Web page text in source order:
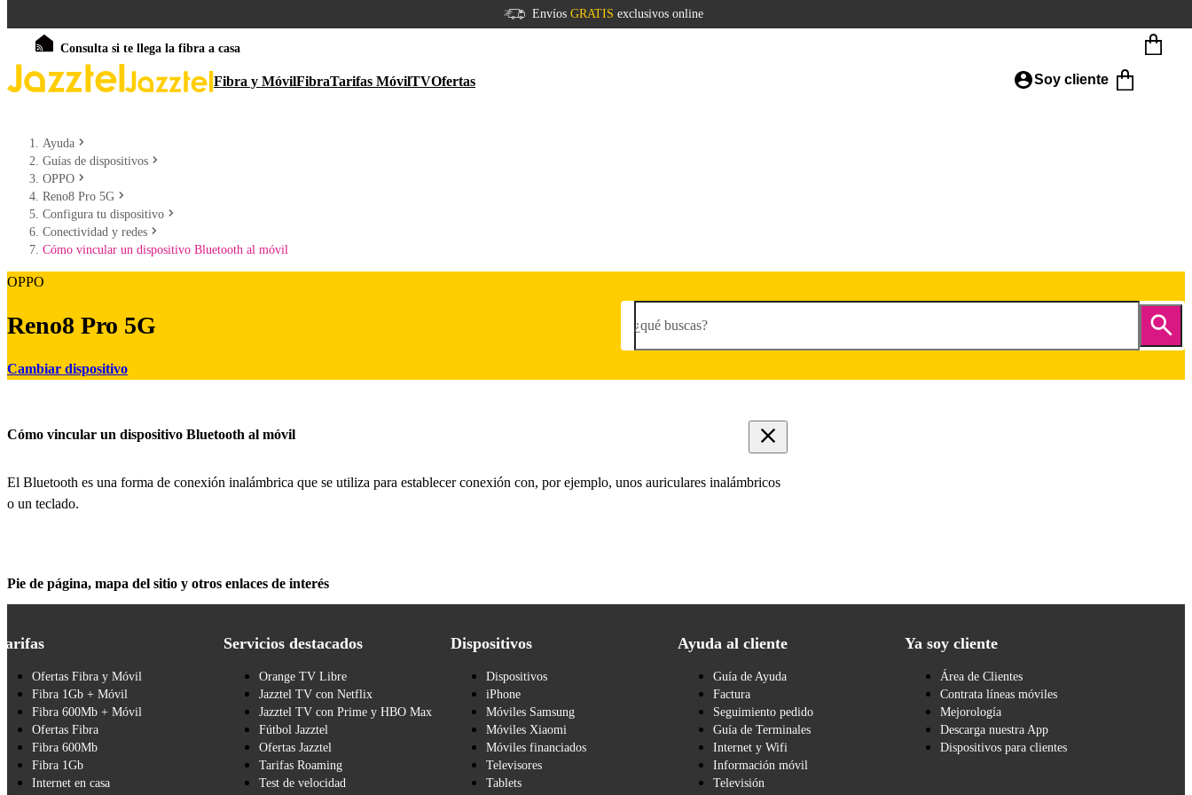
Envíos GRATIS exclusivos online
Consulta si te llega la fibra a casa
Fibra y MóvilFibraTarifas MóvilTVOfertas Soy cliente
Ayuda
Guías de dispositivos
OPPO
Reno8 Pro 5G
Configura tu dispositivo
Conectividad y redes
Cómo vincular un dispositivo Bluetooth al móvil
OPPO
Reno8 Pro 5G
Cambiar dispositivo
¿qué buscas?
Cómo vincular un dispositivo Bluetooth al móvil
El Bluetooth es una forma de conexión inalámbrica que se utiliza para establecer conexión con, por ejemplo, unos auriculares inalámbricos
o un teclado.
Pie de página, mapa del sitio y otros enlaces de interés
Ofertas Fibra y Móvil
Fibra 1Gb + Móvil
Fibra 600Mb + Móvil
Ofertas Fibra
Fibra 600Mb
Fibra 1Gb
Internet en casa
Servicios destacados
Orange TV Libre
Jazztel TV con Netflix
Jazztel TV con Prime y HBO Max
Fútbol Jazztel
Ofertas Jazztel
Tarifas Roaming
Test de velocidad
Dispositivos
Dispositivos
iPhone
Móviles Samsung
Móviles Xiaomi
Móviles financiados
Televisores
Tablets
Ayuda al cliente
Guía de Ayuda
Factura
Seguimiento pedido
Guía de Terminales
Internet y Wifi
Información móvil
Televisión
Ya soy cliente
Área de Clientes
Contrata líneas móviles
Mejorología
Descarga nuestra App
Dispositivos para clientes